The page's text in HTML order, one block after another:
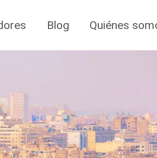
Blog Quiénes